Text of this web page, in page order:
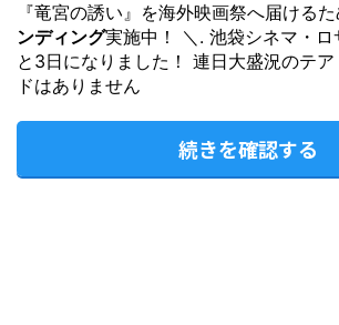
『竜宮の誘い』を海外映画祭へ届ける
ンディング実施中！ ＼. 池袋シネマ・
と3日になりました！ 連日大盛況のテ
ドはありません
続きを確認する